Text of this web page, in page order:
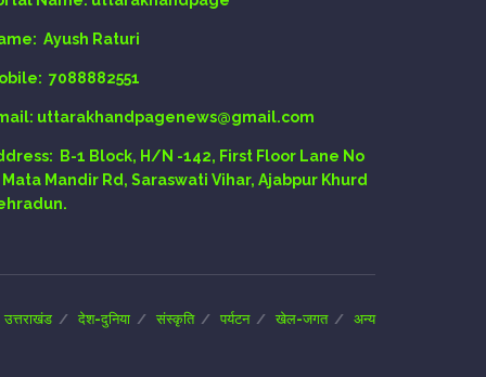
Ayush Raturi
7088882551
: uttarakhandpagenews@gmail.com
B-1 Block, H/N -142, First Floor Lane No
Mata Mandir Rd, Saraswati Vihar, Ajabpur Khurd
उत्तराखंड देश-दुनिया संस्कृति पर्यटन खेल-जगत अन्य